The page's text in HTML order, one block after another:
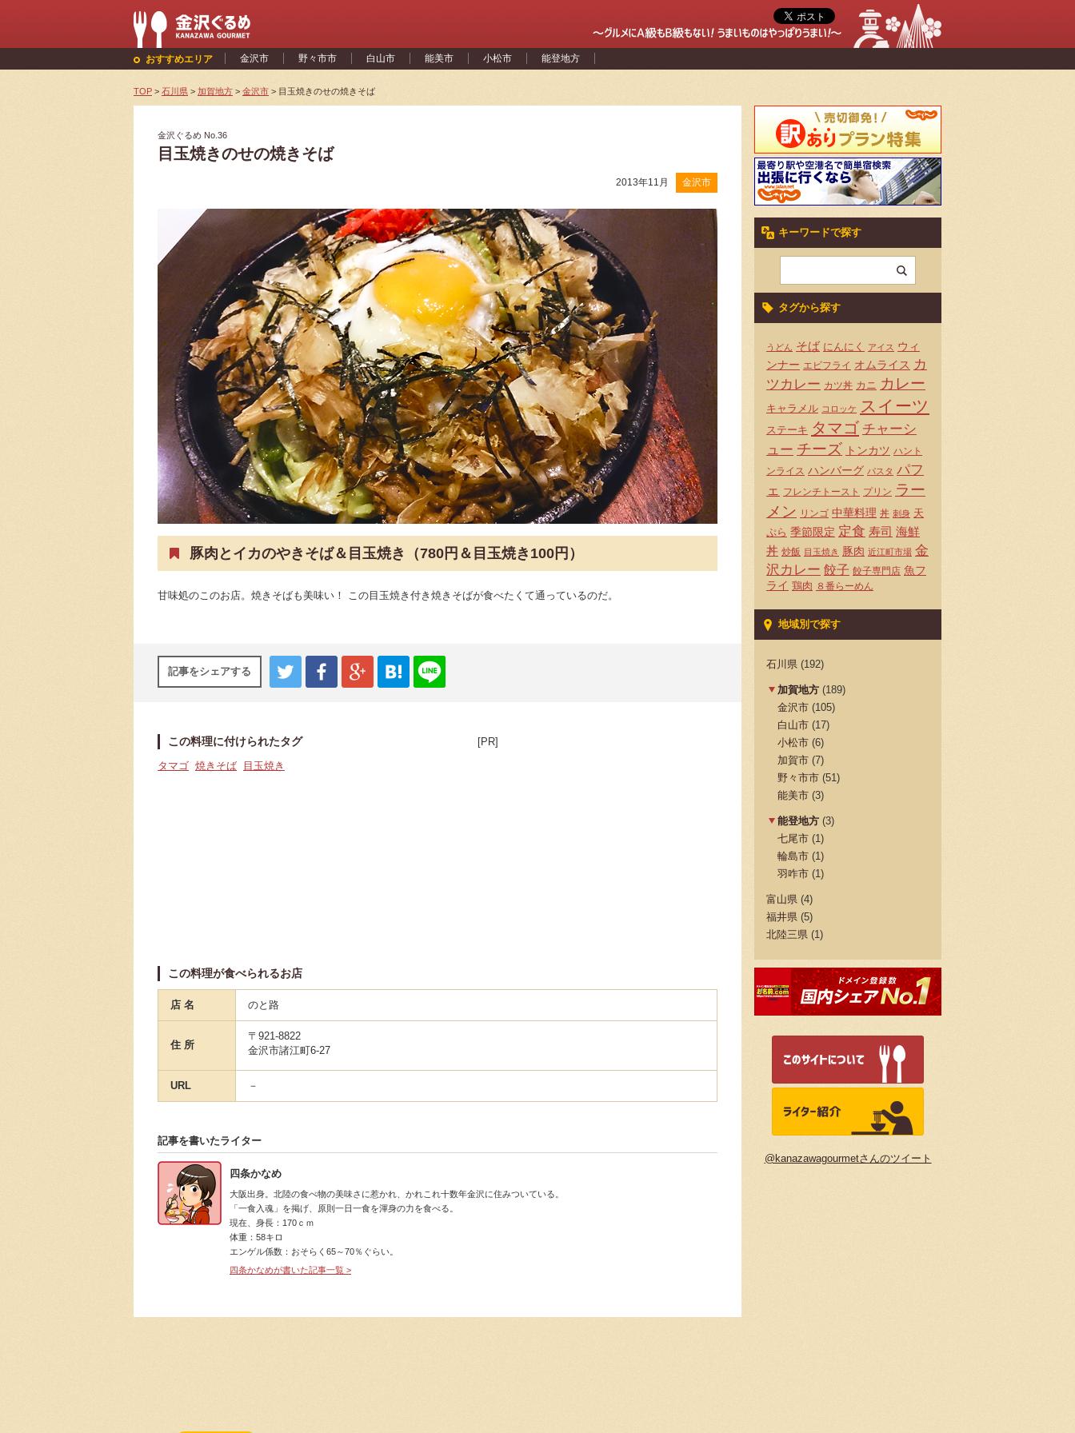
おすすめエリア 金沢市 野々市市 白山市 能美市 小松市 能登地方
TOP > 石川県 > 加賀地方 > 金沢市 > 目玉焼きのせの焼きそば
金沢ぐるめ No.36
目玉焼きのせの焼きそば
2013年11月 金沢市
豚肉とイカのやきそば＆目玉焼き（780円＆目玉焼き100円）
甘味処のこのお店。焼きそばも美味い！ この目玉焼き付き焼きそばが食べたくて通っているのだ。
記事をシェアする
この料理に付けられたタグ
タマゴ 焼きそば 目玉焼き
この料理が食べられるお店
店 名 のと路
住 所
〒921-8822
金沢市諸江町6-27
URL －
記事を書いたライター
四条かなめ
大阪出身。北陸の食べ物の美味さに惹かれ、かれこれ十数年金沢に住みついている。
「一食入魂」を掲げ、原則一日一食を渾身の力を食べる。
現在、身長：170ｃｍ
体重：58キロ
エンゲル係数：おそらく65～70％ぐらい。
四条かなめが書いた記事一覧 >
キーワードで探す
タグから探す
うどん そば にんにく アイス ウィ
ンナー エビフライ オムライス カ
ツカレー カツ丼 カニ カレー
キャラメル コロッケ スイーツ
ステーキ タマゴ チャーシ
ュー チーズ トンカツ ハント
ンライス ハンバーグ パスタ パフ
ェ フレンチトースト プリン ラー
メン リンゴ 中華料理 丼 刺身 天
ぷら 季節限定 定食 寿司 海鮮
丼 炒飯 目玉焼き 豚肉 近江町市場 金
沢カレー 餃子 餃子専門店 魚フ
ライ 鶏肉 ８番らーめん
地域別で探す
石川県 (192)
加賀地方 (189)
金沢市 (105)
白山市 (17)
小松市 (6)
加賀市 (7)
野々市市 (51)
能美市 (3)
能登地方 (3)
七尾市 (1)
輪島市 (1)
羽咋市 (1)
富山県 (4)
福井県 (5)
北陸三県 (1)
@kanazawagourmetさんのツイート